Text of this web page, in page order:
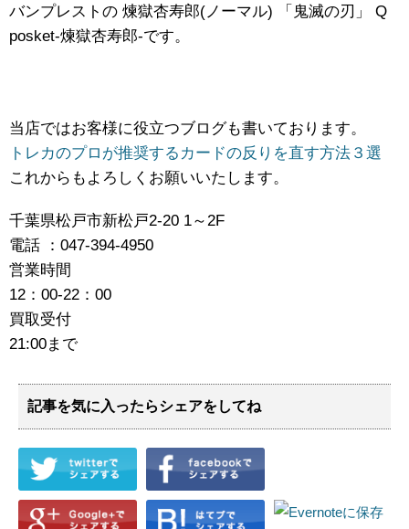
バンプレストの 煉獄杏寿郎(ノーマル) ​「鬼滅の刃」 ​Q ​
posket-煉獄杏寿郎-です。
当店ではお客様に役立つブログも書いております。
トレカのプロが推奨するカードの反りを直す方法３選
これからもよろしくお願いいたします。
千葉県松戸市新松戸2-20 1～2F
電話 ：047-394-4950
営業時間
12：00-22：00
買取受付
21:00まで
記事を気に入ったらシェアをしてね